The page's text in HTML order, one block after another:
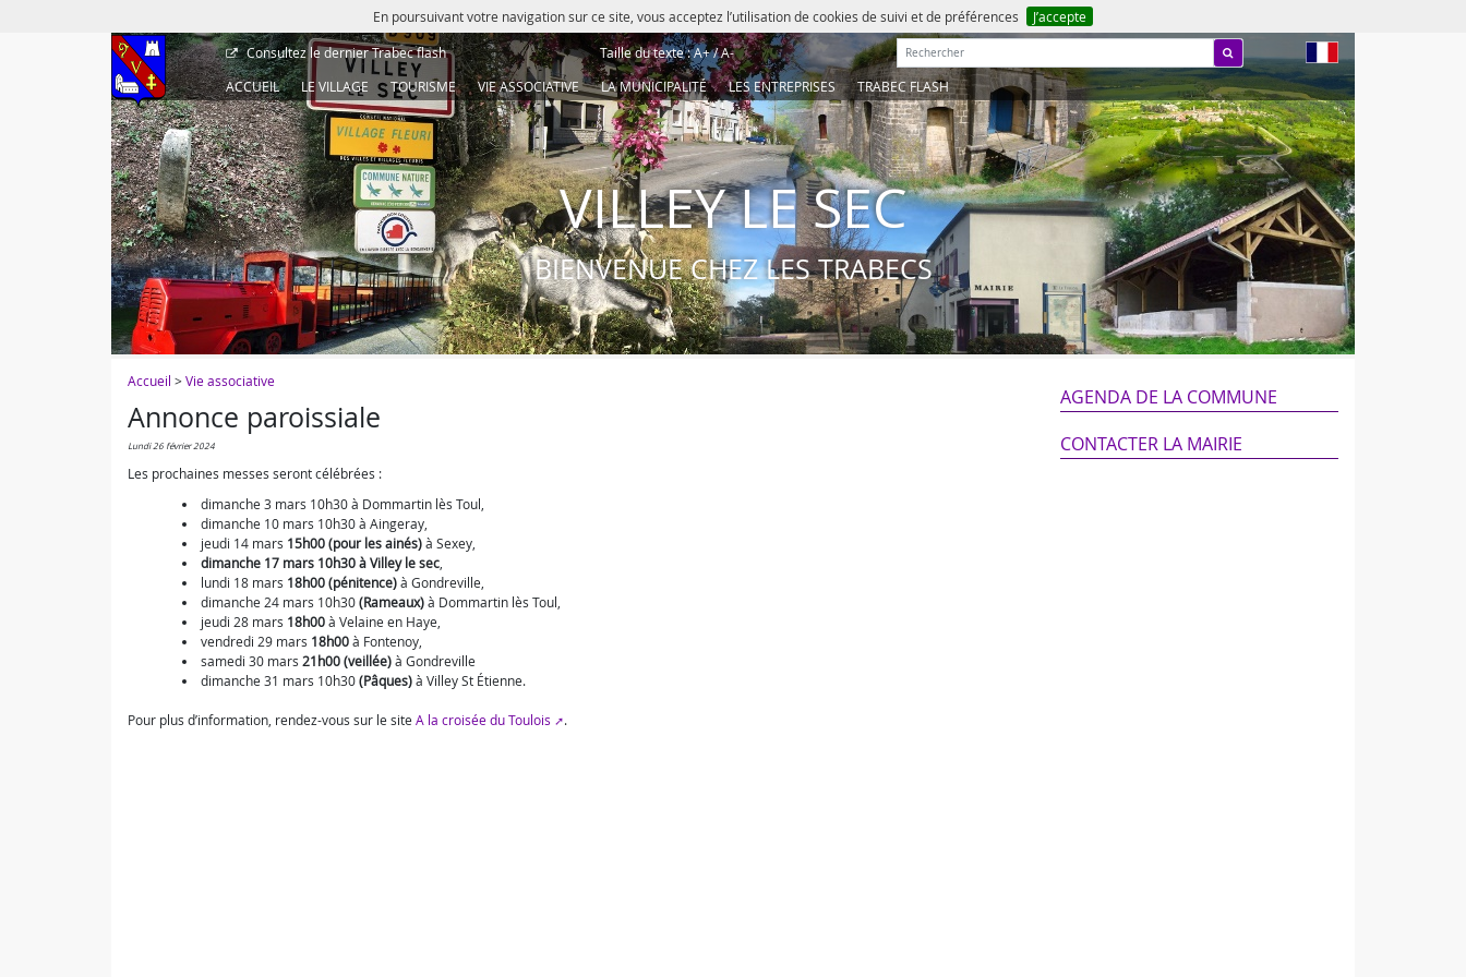
En poursuivant votre navigation sur ce site, vous acceptez l’utilisation de cookies de suivi et de préférences J’accepte
Consultez le dernierTrabec flash Taille du texte :A+/A- Rechercher :
ACCUEIL
LE VILLAGE TOURISME VIE ASSOCIATIVE LA MUNICIPALITÉ LES ENTREPRISES TRABEC FLASH
VILLEY LE SEC
BIENVENUE CHEZ LES TRABECS
Accueil >Vie associative
Annonce paroissiale
lundi 26 février 2024
Les prochaines messes seront célébrées :
dimanche 3 mars 10h30 à Dommartin lès Toul,
dimanche 10 mars 10h30 à Aingeray,
jeudi 14 mars 15h00 (pour les ainés)à Sexey,
dimanche 17 mars 10h30 à Villey le sec
lundi 18 mars 18h00 (pénitence)à Gondreville,
dimanche 24 mars 10h30(Rameaux)à Dommartin lès Toul,
jeudi 28 mars 18h00à Velaine en Haye,
vendredi 29 mars 18h00à Fontenoy,
samedi 30 mars 21h00 (veillée)à Gondreville
dimanche 31 mars 10h30(Pâques)à Villey St Étienne.
Pour plus d’information, rendez-vous sur le site A la croisée du Toulois .
AGENDA DE LA COMMUNE
CONTACTER LA MAIRIE